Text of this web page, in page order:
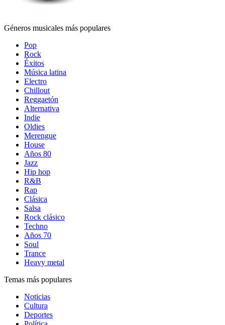
Géneros musicales más populares
Pop
Rock
Éxitos
Música latina
Electro
Chillout
Reggaetón
Alternativa
Indie
Oldies
Merengue
House
Años 80
Jazz
Hip hop
R&B
Rap
Clásica
Salsa
Rock clásico
Techno
Años 70
Soul
Trance
Heavy metal
Temas más populares
Noticias
Cultura
Deportes